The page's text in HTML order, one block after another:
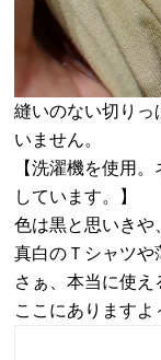
縫いのない切りっ
いません。
【洗濯機を使用
しています。】
色は黒と思いきや
真白のＴシャツや
さぁ、本当に使え
ここにありますよ